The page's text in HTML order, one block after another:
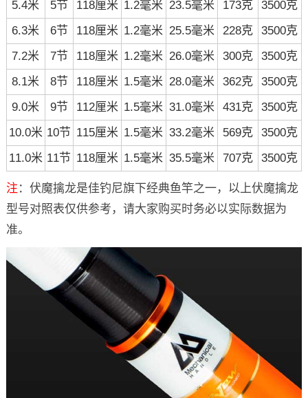
5.4米 5节 118厘米 1.2毫米 23.5毫米 173克
3500克
6.3米
6节 118厘米 1.2毫米 25.5毫米 228克
3500克
7.2米
7节 118厘米 1.2毫米 26.0毫米 300克
3500克
8.1米
8节 118厘米 1.5毫米 28.0毫米 362克
3500克
9.0米
9节 112厘米 1.5毫米 31.0毫米 431克
3500克
10.0米 10节 115厘米 1.5毫米 33.2毫米 569克
3500克
11.0米 11节 118厘米 1.5毫米 35.5毫米 707克 3500克
注 ：伏魔擒龙是佳钓尼旗下经典鱼竿之一，以上伏魔擒龙
型号对照表仅供参考，请大家购买时务必以实际数据为
准。